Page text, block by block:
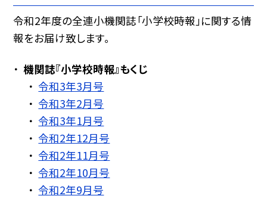
令和2年度の全連小機関誌「小学校時報」に関する情
報をお届け致します。
機関誌『小学校時報』もくじ
令和3年3月号
令和3年2月号
令和3年1月号
令和2年12月号
令和2年11月号
令和2年10月号
令和2年9月号